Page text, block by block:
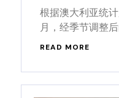
根据澳大利亚统
月，经季节调整后
READ MORE